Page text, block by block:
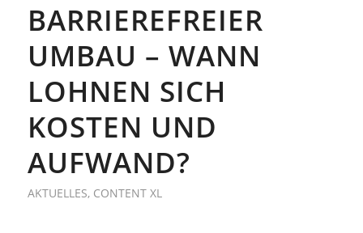
BARRIEREFREIER
UMBAU – WANN
LOHNEN SICH
KOSTEN UND
AUFWAND?
AKTUELLES, CONTENT XL